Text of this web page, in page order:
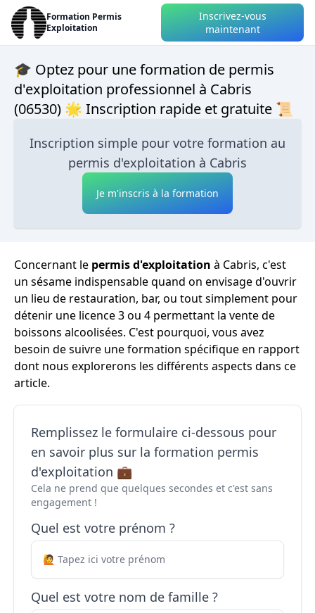
Formation Permis
Exploitation
Inscrivez-vous
maintenant
🎓 Optez pour une formation de permis
d'exploitation professionnel à Cabris
(06530) 🌟 Inscription rapide et gratuite 📜
Inscription simple pour votre formation au
permis d'exploitation à Cabris
Je m'inscris à la formation
Concernant le permis d'exploitation à Cabris, c'est
un sésame indispensable quand on envisage d'ouvrir
un lieu de restauration, bar, ou tout simplement pour
détenir une licence 3 ou 4 permettant la vente de
boissons alcoolisées. C'est pourquoi, vous avez
besoin de suivre une formation spécifique en rapport
dont nous explorerons les différents aspects dans ce
article.
Remplissez le formulaire ci-dessous pour
en savoir plus sur la formation permis
d'exploitation 💼
Cela ne prend que quelques secondes et c'est sans
engagement !
Quel est votre prénom ?
Quel est votre nom de famille ?